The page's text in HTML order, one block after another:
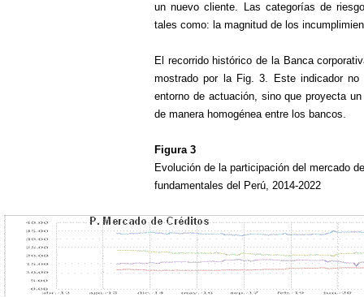
un nuevo cliente. Las categorías de
tales como: la magnitud de los
El recorrido histórico de la Banca
mostrado por la Fig. 3. Este indicador
entorno de actuación, sino que proyecta
de manera homogénea entre los bancos.
Figura 3
Evolución de la participación del mercado
fundamentales del Perú, 2014-2022